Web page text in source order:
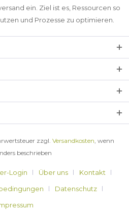
ein. Ziel ist es, Ressourcen so
und Prozesse zu optimieren.
zzgl. Versandkosten, wenn
beschrieben
Login Über uns
Kontakt
Datenschutz